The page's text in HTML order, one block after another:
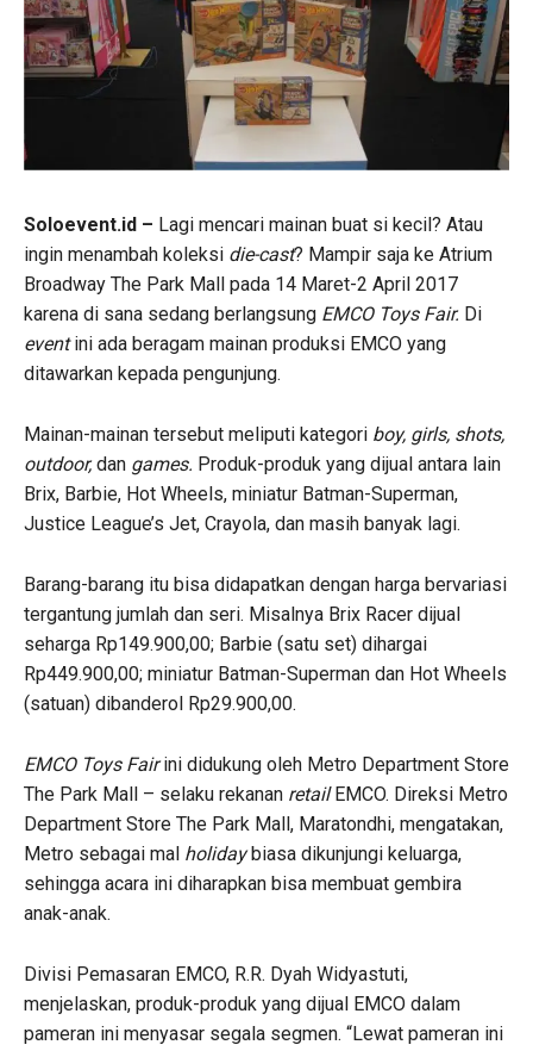
Soloevent.id – Lagi mencari mainan buat si kecil? Atau
ingin menambah koleksi die-cast? Mampir saja ke Atrium
Broadway The Park Mall pada 14 Maret-2 April 2017
karena di sana sedang berlangsung EMCO Toys Fair. Di
eventini ada beragam mainan produksi EMCO yang
ditawarkan kepada pengunjung.
Mainan-mainan tersebut meliputi kategori boy, girls, shots,
outdoor,dan games. Produk-produk yang dijual antara lain
Brix, Barbie, Hot Wheels, miniatur Batman-Superman,
Justice League’s Jet, Crayola, dan masih banyak lagi.
Barang-barang itu bisa didapatkan dengan harga bervariasi
tergantung jumlah dan seri. Misalnya Brix Racer dijual
seharga Rp149.900,00; Barbie (satu set) dihargai
Rp449.900,00; miniatur Batman-Superman dan Hot Wheels
(satuan) dibanderol Rp29.900,00.
EMCO Toys Fairini didukung oleh Metro Department Store
The Park Mall – selaku rekanan retailEMCO. Direksi Metro
Department Store The Park Mall, Maratondhi, mengatakan,
Metro sebagai mal holidaybiasa dikunjungi keluarga,
sehingga acara ini diharapkan bisa membuat gembira
anak-anak.
Divisi Pemasaran EMCO, R.R. Dyah Widyastuti,
menjelaskan, produk-produk yang dijual EMCO dalam
pameran ini menyasar segala segmen. “Lewat pameran ini